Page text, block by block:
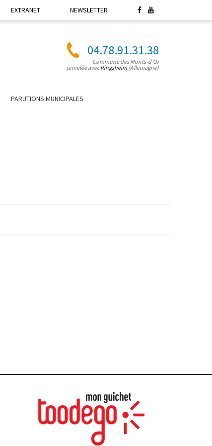
EXTRANET NEWSLETTER
04.78.91.31.38
Commune des Monts-d'Or
jumelée avecRingsheim (Allemagne)
PARUTIONS MUNICIPALES